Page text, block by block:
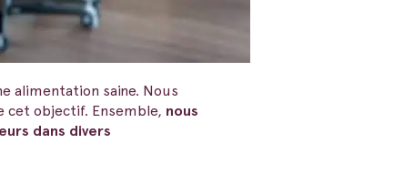
alimentation saine. Nous
cet objectif. Ensemble, nous
dans divers